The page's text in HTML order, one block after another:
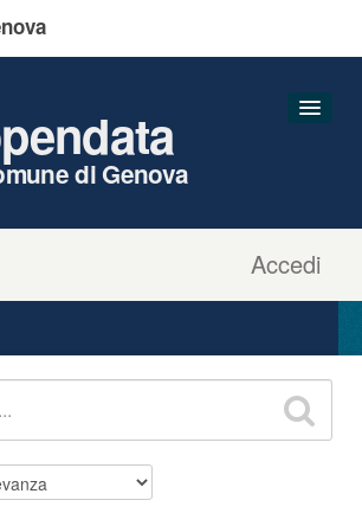
Accedi
di Genova